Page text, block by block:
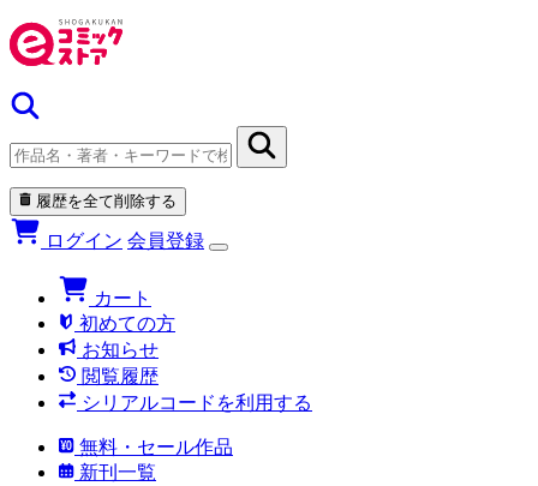
履歴を全て削除する
ログイン 会員登録
カート
初めての方
お知らせ
閲覧履歴
シリアルコードを利用する
無料・セール作品
新刊一覧